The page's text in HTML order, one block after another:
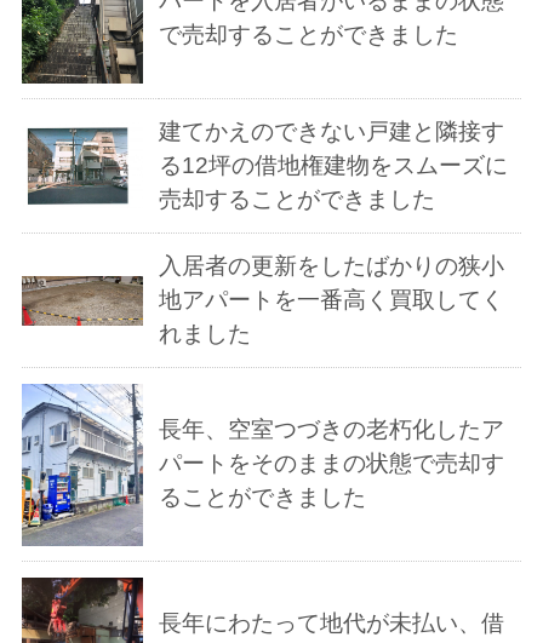
で売却することができました
建てかえのできない戸建と隣接す
る12坪の借地権建物をスムーズに
売却することができました
入居者の更新をしたばかりの狭小
地アパートを一番高く買取してく
れました
長年、空室つづきの老朽化したア
パートをそのままの状態で売却す
ることができました
長年にわたって地代が未払い、借